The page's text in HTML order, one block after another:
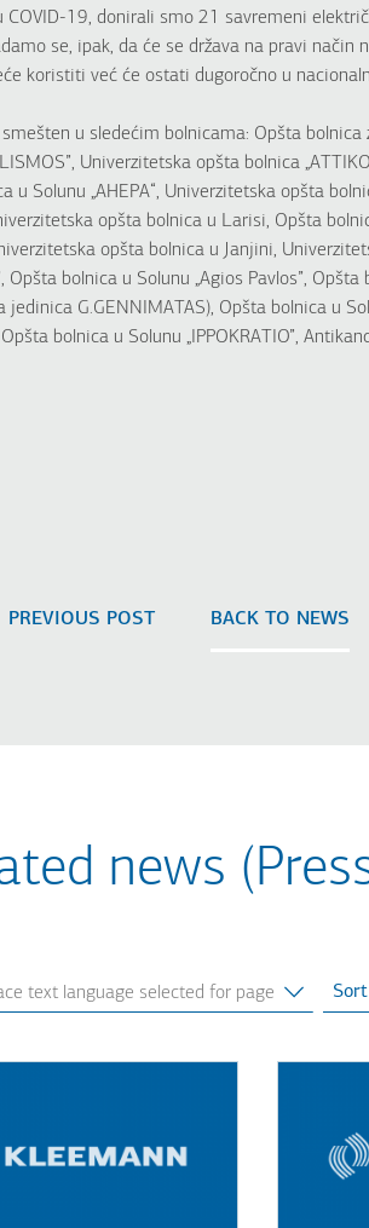
COVID-19, donirali smo 21 savremeni
se, ipak, da će se država na pravi
koristiti već će ostati dugoročno u
u sledećim bolnicama: Opšta bolnica
Univerzitetska opšta bolnica
u Solunu „AHEPA“, Univerzitetska opšta
opšta bolnica u Larisi, Opšta
opšta bolnica u Janjini,
Opšta bolnica u Solunu „Agios Pavlos”,
jedinica G.GENNIMATAS), Opšta bolnica u
Opšta bolnica u Solunu „IPPOKRATIO”,
PREVIOUS POST BACK TO NEWS
news